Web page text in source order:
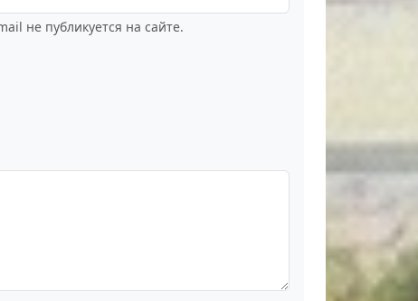
не публикуется на сайте.